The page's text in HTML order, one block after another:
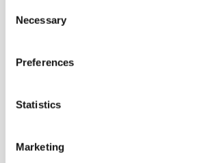
Selection
Necessary
Preferences
Statistics
Marketing
Noutăți